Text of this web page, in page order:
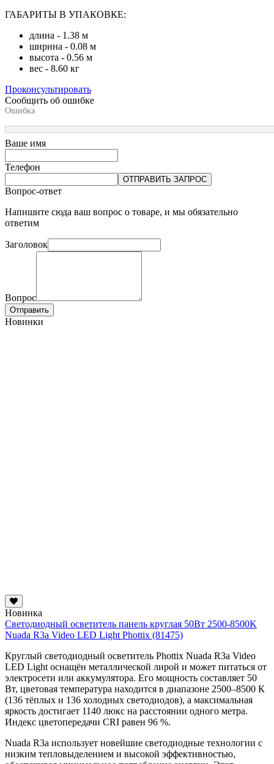
ГАБАРИТЫ В УПАКОВКЕ:
длина - 1.38 м
ширина - 0.08 м
высота - 0.56 м
вес - 8.60 кг
Проконсультировать
Сообщить об ошибке
Ошибка
Ваше имя
Телефон
ОТПРАВИТЬ ЗАПРОС
Вопрос-ответ
Напишите сюда ваш вопрос о товаре, и мы обязательно
ответим
Заголовок
Вопрос
Отправить
Новинки
Новинка
Светодиодный осветитель панель круглая 50Вт 2500-8500K
Nuada R3a Video LED Light Phottix (81475)
Круглый светодиодный осветитель Phottix Nuada R3a Video
LED Light оснащён металлической лирой и может питаться от
электросети или аккумулятора. Его мощность составляет 50
Вт, цветовая температура находится в диапазоне 2500–8500 К
(136 тёплых и 136 холодных светодиодов), а максимальная
яркость достигает 1140 люкс на расстоянии одного метра.
Индекс цветопередачи CRI равен 96 %.
Nuada R3a использует новейшие светодиодные технологии с
низким тепловыделением и высокой эффективностью,